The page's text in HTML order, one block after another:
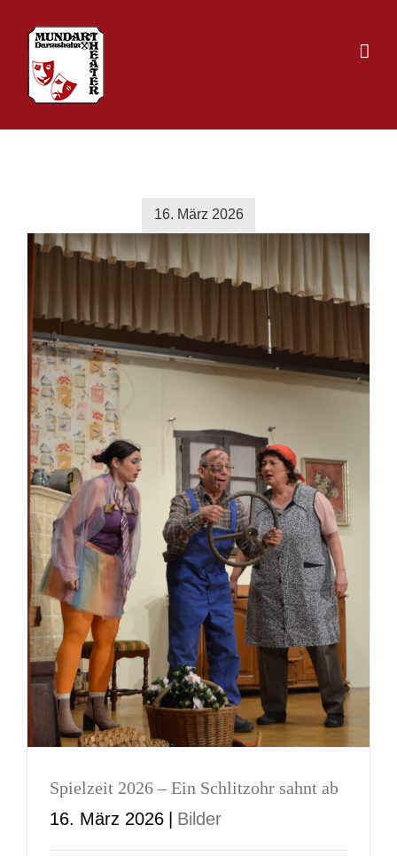
Inhalt
springen
16. März 2026
Spielzeit 2026 – Ein Schlitzohr sahnt ab
16. März 2026 | Bilder